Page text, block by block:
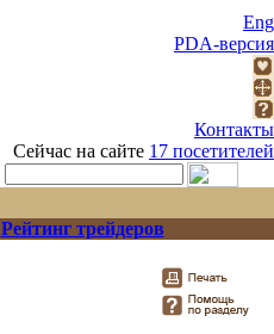
Eng
PDA-версия
Контакты
Сейчас на сайте 17 посетителей
Рейтинг трейдеров